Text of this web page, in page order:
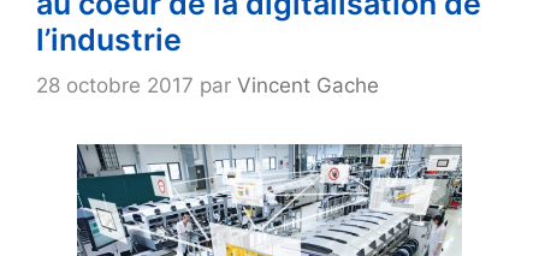
l’industrie
28 octobre 2017 par Vincent Gache